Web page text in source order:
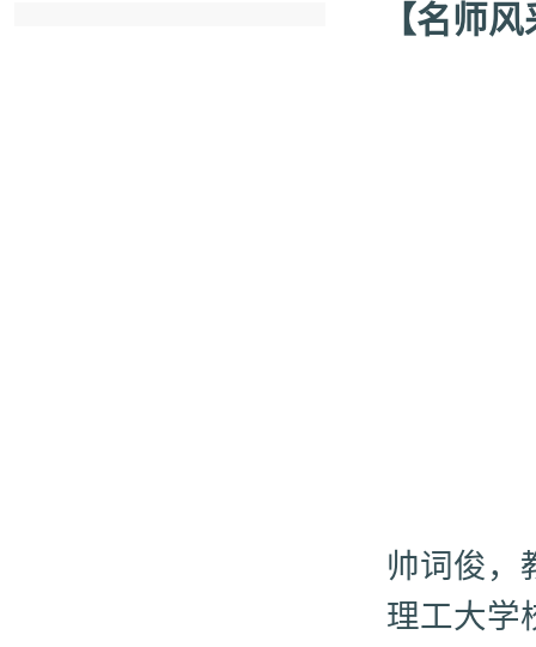
【名师
帅词俊，
理工大学